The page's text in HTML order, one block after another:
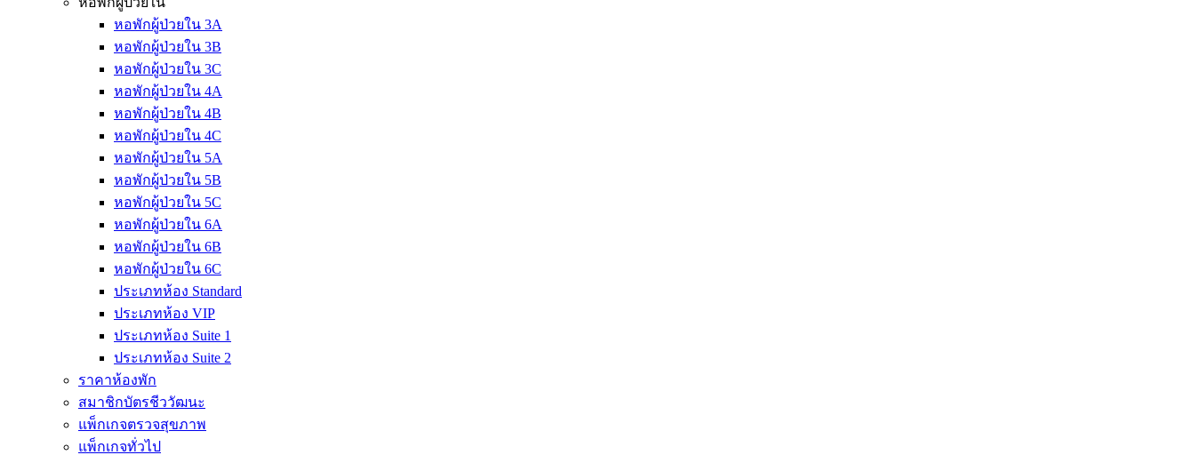
หอพักผู้ป่วยใน 3A
หอพักผู้ป่วยใน 3B
หอพักผู้ป่วยใน 3C
หอพักผู้ป่วยใน 4A
หอพักผู้ป่วยใน 4B
หอพักผู้ป่วยใน 4C
หอพักผู้ป่วยใน 5A
หอพักผู้ป่วยใน 5B
หอพักผู้ป่วยใน 5C
หอพักผู้ป่วยใน 6A
หอพักผู้ป่วยใน 6B
หอพักผู้ป่วยใน 6C
ประเภทห้อง Standard
ประเภทห้อง VIP
ประเภทห้อง Suite 1
ประเภทห้อง Suite 2
ราคาห้องพัก
สมาชิกบัตรชีววัฒนะ
แพ็กเกจตรวจสุขภาพ
แพ็กเกจทั่วไป